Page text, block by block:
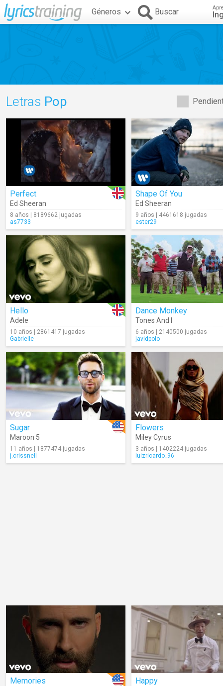
Géneros Buscar
Letras Pop
Perfect
Ed Sheeran
8 años | 8189662 jugadas
as7733
Shape Of You
Ed Sheeran
9 años | 4461618 jugadas
ester29
Hello
Adele
10 años | 2861417 jugadas
Gabrielle_
Dance Monkey
Tones And I
6 años | 2140500 jugadas
javidpolo
Sugar
Maroon 5
11 años | 1877474 jugadas
j.crissnell
Flowers
Miley Cyrus
3 años | 1402224 jugadas
luizricardo_96
Memories Happy